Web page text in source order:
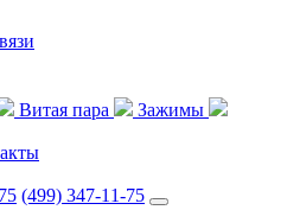
Витая пара
Зажимы
(499) 347-11-75